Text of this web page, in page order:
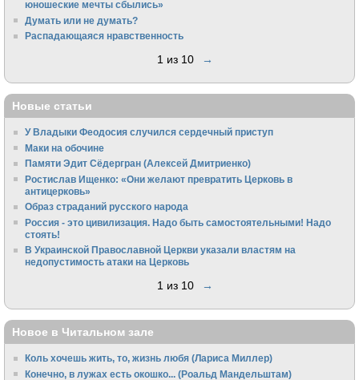
юношеские мечты сбылись»
Думать или не думать?
Распадающаяся нравственность
1 из 10 →
Новые статьи
У Владыки Феодосия случился сердечный приступ
Маки на обочине
Памяти Эдит Сёдергран (Алексей Дмитриенко)
Ростислав Ищенко: «Они желают превратить Церковь в
антицерковь»
Образ страданий русского народа
Россия - это цивилизация. Надо быть самостоятельными! Надо
стоять!
В Украинской Православной Церкви указали властям на
недопустимость атаки на Церковь
1 из 10 →
Новое в Читальном зале
Коль хочешь жить, то, жизнь любя (Лариса Миллер)
Конечно, в лужах есть окошко... (Роальд Мандельштам)